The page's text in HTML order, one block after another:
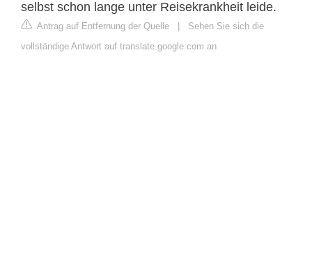
selbst schon lange unter Reisekrankheit leide.
Antrag auf Entfernung der Quelle
Sehen Sie sich die
vollständige Antwort auf translate.google.com an